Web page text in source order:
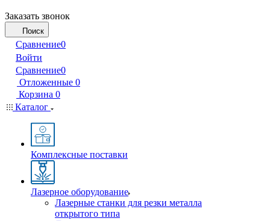
Заказать звонок
Поиск
Сравнение0
Войти
Сравнение0
Отложенные 0
Корзина 0
Каталог
Комплексные поставки
Лазерное оборудование
Лазерные станки для резки металла
открытого типа